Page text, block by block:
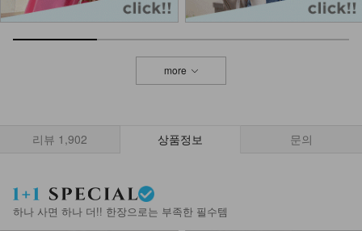
more
리뷰 1,902 상품정보 문의
하나 사면 하나 더!! 한장으로는 부족한 필수템